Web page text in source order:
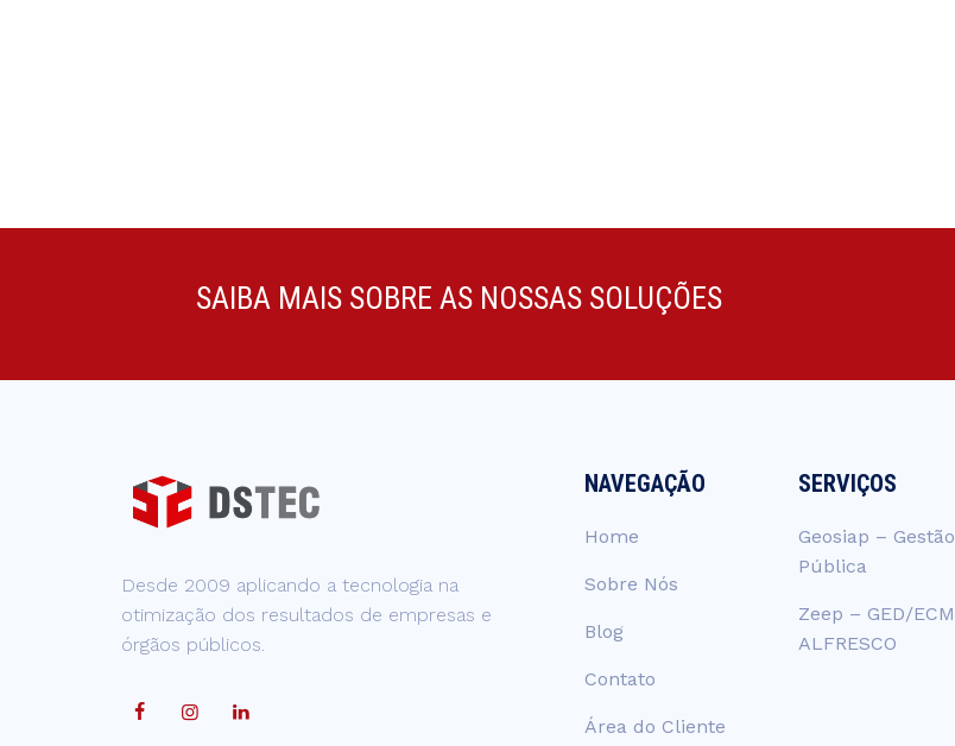
SAIBA MAIS SOBRE AS NOSSAS SOLUÇÕES
Desde 2009 aplicando a tecnologia na
otimização dos resultados de empresas e
órgãos públicos.
NAVEGAÇÃO
Home
Sobre Nós
Blog
Contato
Área do Cliente
SERVIÇOS
Geosiap – Gestão
Pública
Zeep – GED/ECM
ALFRESCO